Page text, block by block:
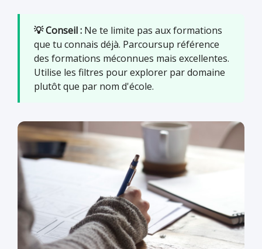
💡 Conseil : Ne te limite pas aux formations
que tu connais déjà. Parcoursup référence
des formations méconnues mais excellentes.
Utilise les filtres pour explorer par domaine
plutôt que par nom d'école.